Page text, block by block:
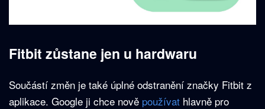
Fitbit zůstane jen u hardwaru
Součástí změn je také úplné odstranění značky Fitbit z
aplikace. Google ji chce nově používat hlavně pro